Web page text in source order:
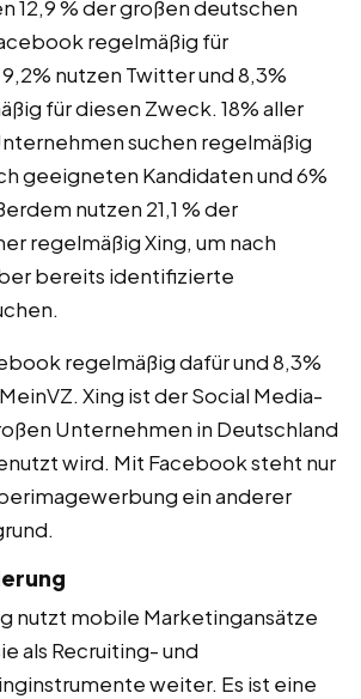
12,9 % der großen deutschen
regelmäßig für
nutzen Twitter und 8,3%
für diesen Zweck. 18% aller
suchen regelmäßig
geeigneten Kandidaten und 6%
nutzen 21,1 % der
regelmäßig Xing, um nach
bereits identifizierte
regelmäßig dafür und 8,3%
Xing ist der Social Media-
Unternehmen in Deutschland
wird. Mit Facebook steht nur
ein anderer
nutzt mobile Marketingansätze
als Recruiting- und
weiter. Es ist eine